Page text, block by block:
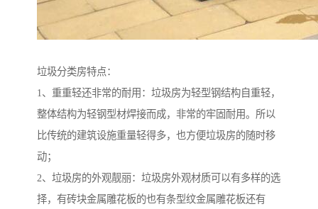
垃圾分类房特点：
1、重重轻还非常的耐用：垃圾房为轻型钢结构自重轻，
整体结构为轻钢型材焊接而成，非常的牢固耐用。所以
比传统的建筑设施重量轻得多，也方便垃圾房的随时移
动；
2、垃圾房的外观靓丽：垃圾房外观材质可以有多样的选
择，有砖块金属雕花板的也有条型纹金属雕花板还有